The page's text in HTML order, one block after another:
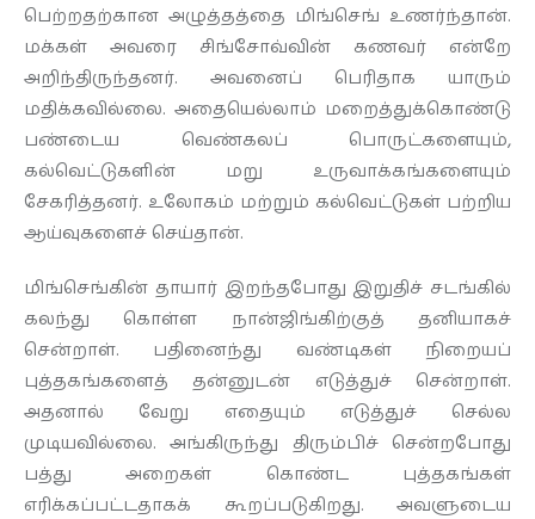
பெற்றதற்கான அழுத்தத்தை மிங்செங் உணர்ந்தான்.
மக்கள் அவரை சிங்சோவ்வின் கணவர் என்றே
அறிந்திருந்தனர். அவனைப் பெரிதாக யாரும்
மதிக்கவில்லை. அதையெல்லாம் மறைத்துக்கொண்டு
பண்டைய வெண்கலப் பொருட்களையும்,
கல்வெட்டுகளின் மறு உருவாக்கங்களையும்
சேகரித்தனர். உலோகம் மற்றும் கல்வெட்டுகள் பற்றிய
ஆய்வுகளைச் செய்தான்.
மிங்செங்கின் தாயார் இறந்தபோது இறுதிச் சடங்கில்
கலந்து கொள்ள நான்ஜிங்கிற்குத் தனியாகச்
சென்றாள். பதினைந்து வண்டிகள் நிறையப்
புத்தகங்களைத் தன்னுடன் எடுத்துச் சென்றாள்.
அதனால் வேறு எதையும் எடுத்துச் செல்ல
முடியவில்லை. அங்கிருந்து திரும்பிச் சென்றபோது
பத்து அறைகள் கொண்ட புத்தகங்கள்
எரிக்கப்பட்டதாகக் கூறப்படுகிறது. அவளுடைய